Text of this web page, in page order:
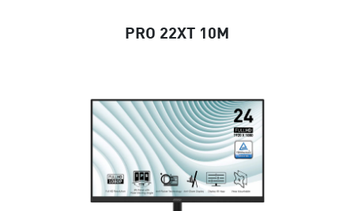
PRO 22XT 10M